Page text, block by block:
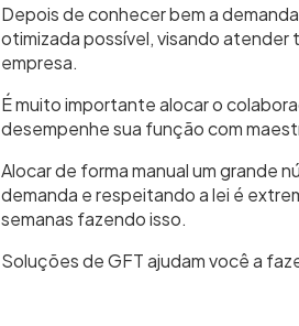
Depois de conhecer bem a
otimizada possível, visando atender
empresa.
É muito importante alocar o
desempenhe sua função com
Alocar de forma manual um grande
demanda e respeitando a lei é
semanas fazendo isso.
Soluções de GFT ajudam você a